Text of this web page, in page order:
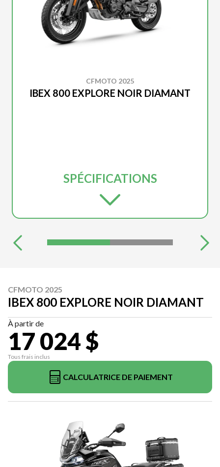
CFMOTO 2025
IBEX 800 EXPLORE NOIR DIAMANT
SPÉCIFICATIONS
CFMOTO 2025
IBEX 800 EXPLORE NOIR DIAMANT
À partir de
17 024 $
Tous frais inclus
CALCULATRICE DE PAIEMENT